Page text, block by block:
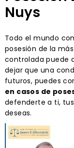
Nuys
Todo el mundo
posesión de la
controlada puede
dejar que una
futuros, puedes
en casos de
defenderte a ti,
deseas.